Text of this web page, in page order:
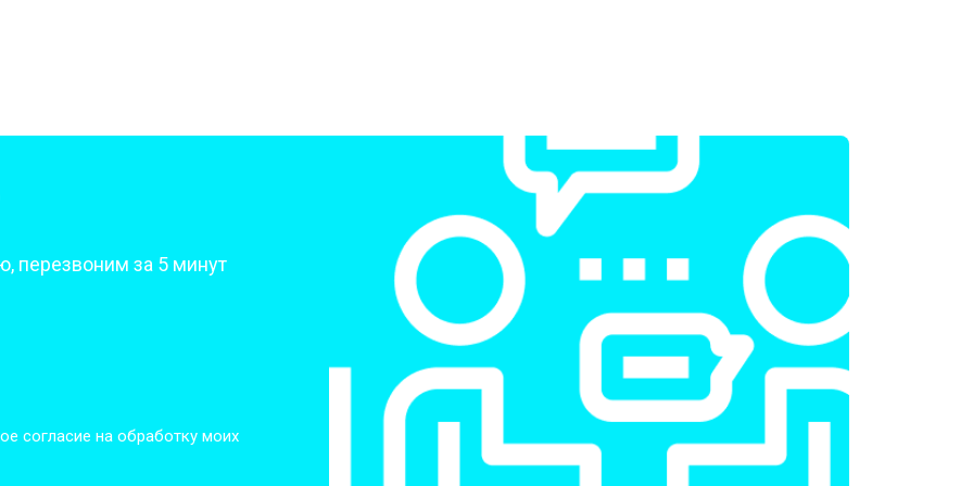
от 3500 ₽
от 2200 ₽ Заказать
от 1700 ₽ Заказать
от 80 мин Заказать
перезвоним за 5 минут
согласие на обработку моих